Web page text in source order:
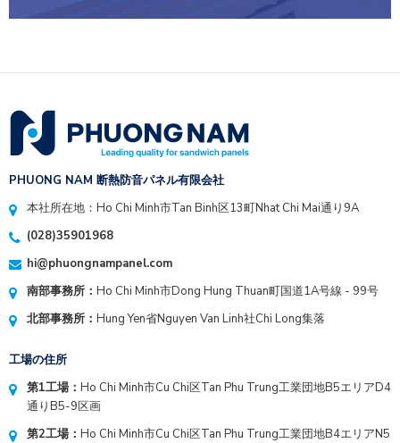
PHUONG NAM 断熱防音パネル有限会社
本社所在地：Ho Chi Minh市Tan Binh区13町Nhat Chi Mai通り9A
(028)35901968
hi@phuongnampanel.com
南部事務所： Ho Chi Minh市Dong Hung Thuan町国道1A号線 - 99号
北部事務所： Hung Yen省Nguyen Van Linh社Chi Long集落
工場の住所
第1工場： Ho Chi Minh市Cu Chi区Tan Phu Trung工業団地B5エリアD4
通りB5-9区画
第2工場： Ho Chi Minh市Cu Chi区Tan Phu Trung工業団地B4エリアN5